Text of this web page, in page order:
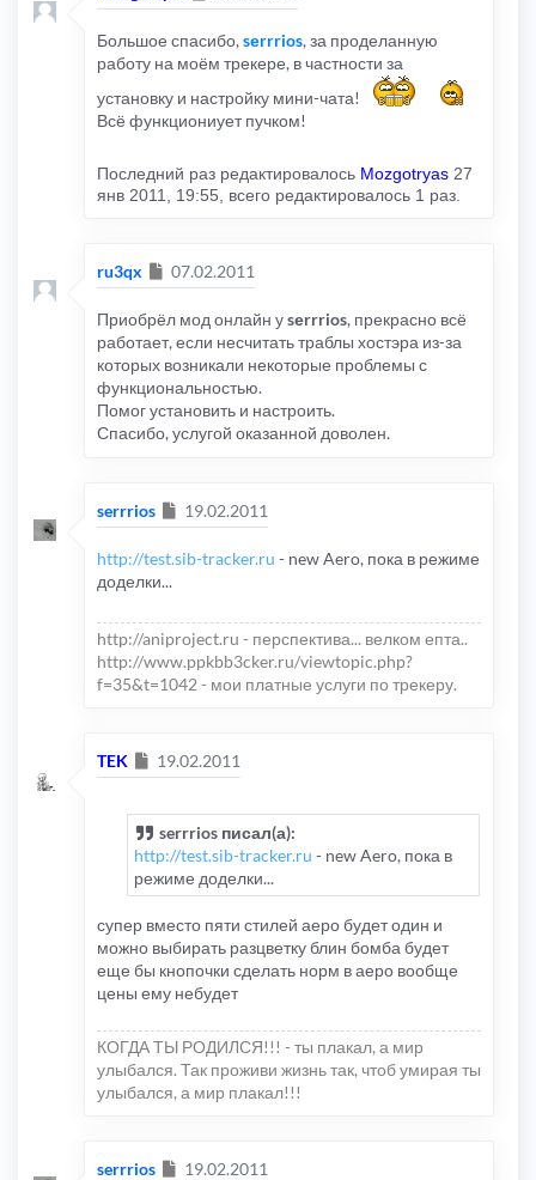
Большое спасибо,sеrrrios, за проделанную
работу на моём трекере, в частности за
установку и настройку мини-чата!
Всё функциониует пучком!
Последний раз редактировалось Mozgotryas 27
янв 2011, 19:55, всего редактировалось 1 раз.
ru3qx Сообщение
07.02.2011
Приобрёл мод онлайн уsеrrrios, прекрасно всё
работает, если несчитать траблы хостэра из-за
которых возникали некоторые проблемы с
функциональностью.
Помог установить и настроить.
Спасибо, услугой оказанной доволен.
serrrios Сообщение
19.02.2011
http://test.sib-tracker.ru - new Aero, пока в режиме
доделки...
http://aniproject.ru - перспектива... велком епта..
http://www.ppkbb3cker.ru/viewtopic.php?
f=35&t=1042 - мои платные услуги по трекеру.
TEK Сообщение
19.02.2011
serrrios писал(а):
http://test.sib-tracker.ru - new Aero, пока в
режиме доделки...
супер вместо пяти стилей аеро будет один и
можно выбирать разцветку блин бомба будет
еще бы кнопочки сделать норм в аеро вообще
цены ему небудет
КОГДА ТЫ РОДИЛСЯ!!! - ты плакал, а мир
улыбался. Так проживи жизнь так, чтоб умирая ты
улыбался, а мир плакал!!!
serrrios Сообщение
19.02.2011